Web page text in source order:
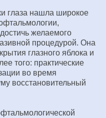
глаза нашла широкое
желаемого
процедурой. Она
глазного яблока и
того: практические
во время
восстановительный